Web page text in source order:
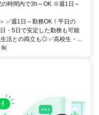
時間内で3h～OK ※週1日～
✅週1日～勤務OK！平日の
・5日で安定した勤務も可能
活との両立も◎ ✅高校生・...
制